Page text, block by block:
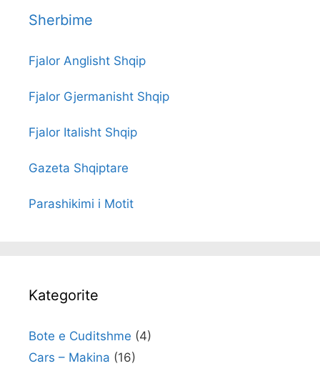
Sherbime
Fjalor Anglisht Shqip
Fjalor Gjermanisht Shqip
Fjalor Italisht Shqip
Gazeta Shqiptare
Parashikimi i Motit
Kategorite
Bote e Cuditshme (4)
Cars – Makina (16)